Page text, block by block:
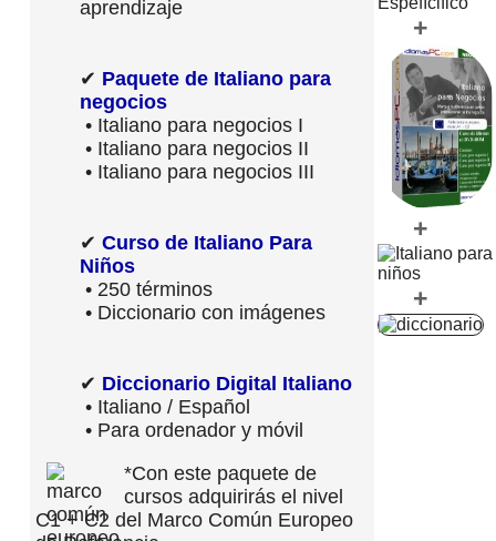
aprendizaje
✔ Paquete de Italiano para
negocios
• Italiano para negocios I
• Italiano para negocios II
• Italiano para negocios III
✔ Curso de Italiano Para
Niños
• 250 términos
• Diccionario con imágenes
✔ Diccionario Digital Italiano
• Italiano / Español
• Para ordenador y móvil
*Con este paquete de
cursos adquirirás el nivel
C1 + C2 del Marco Común Europeo
+
+
+